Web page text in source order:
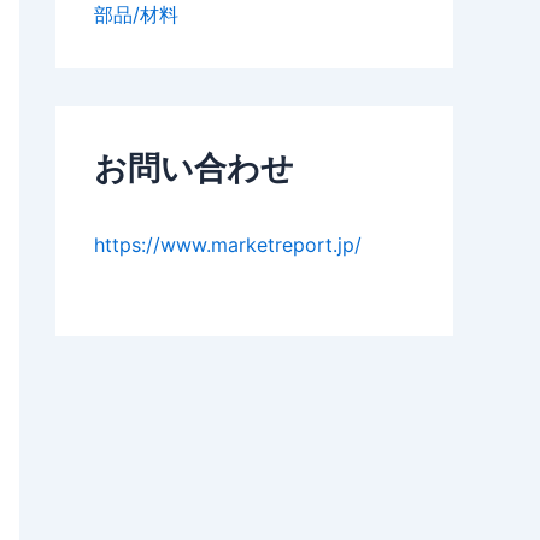
部品/材料
お問い合わせ
https://www.marketreport.jp/